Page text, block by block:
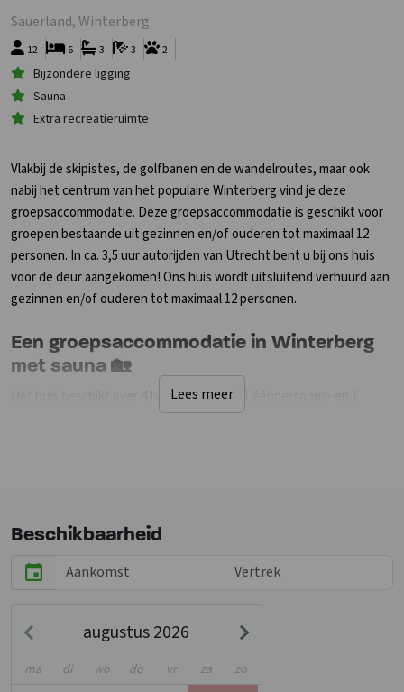
Sauerland, Winterberg
12 2
3
3
6
Bijzondere ligging
Sauna
Extra recreatieruimte
Vlakbij de skipistes, de golfbanen en de wandelroutes, maar ook
nabij het centrum van het populaire Winterberg vind je deze
groepsaccommodatie. Deze groepsaccommodatie is geschikt voor
groepen bestaande uit gezinnen en/of ouderen tot maximaal 12
personen. In ca. 3,5 uur autorijden van Utrecht bent u bij ons huis
voor de deur aangekomen! Ons huis wordt uitsluitend verhuurd aan
gezinnen en/of ouderen tot maximaal 12 personen.
Een groepsaccommodatie in Winterberg
met sauna 🏡
Het huis beschikt over 4 tweepersoons-, 1 éénpersoons- en 1
driepersoonsslaapkamers. Voorts tref je er drie badkamers aan,
bluetooth box en een dvd-speler. Vanuit de woonkamer heb je
heeft nog een recreatieruimte met tafeltennistafel, tafelvoetbal,
dartbord, een fitness ruimte met home- en crosstrainer en een
assortiment spelletjes, LEGO, knutselspullen en Toet Toet auto's.
picknicktafels en een enorme barbecue. De voorkant van de
Lees meer
Beschikbaarheid
augustus 2026
ma di wo do vr za zo